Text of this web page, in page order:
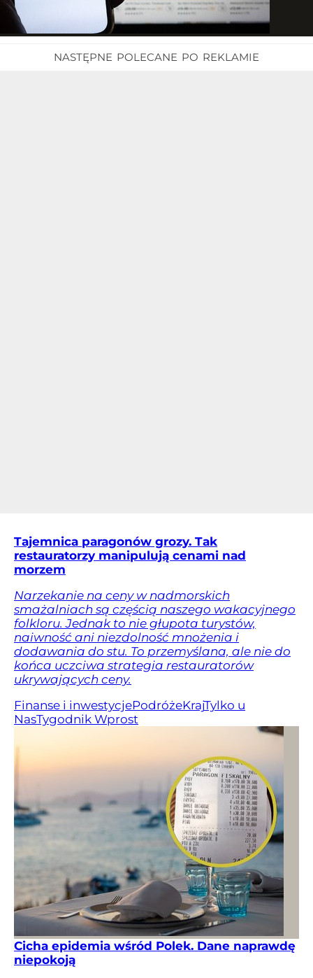
Tajemnica paragonów grozy. Tak
restauratorzy manipulują cenami nad
morzem
Narzekanie na ceny w nadmorskich
smażalniach są częścią naszego wakacyjnego
folkloru. Jednak to nie głupota turystów,
naiwność ani niezdolność mnożenia i
dodawania do stu. To przemyślana, ale nie do
końca uczciwa strategia restauratorów
ukrywających ceny.
Finanse i inwestycjePodróżeKrajTylko u
NasTygodnik Wprost
Cicha epidemia wśród Polek. Dane naprawdę
niepokoją